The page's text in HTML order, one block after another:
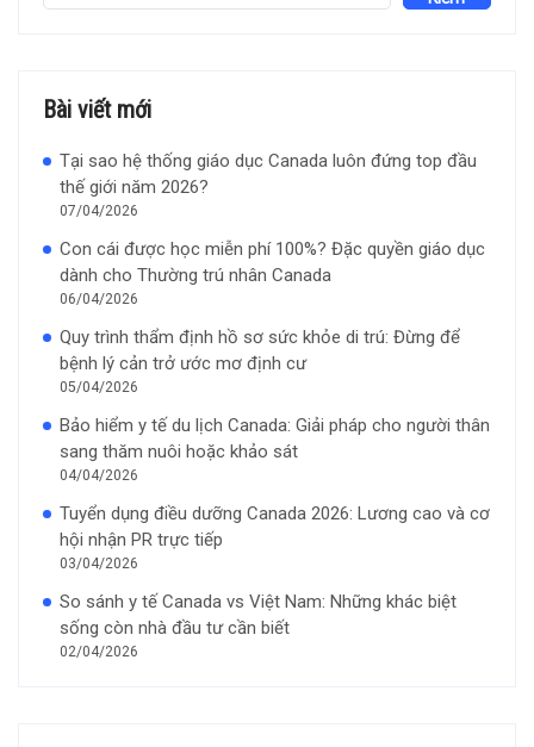
Bài viết mới
Tại sao hệ thống giáo dục Canada luôn đứng top đầu
thế giới năm 2026?
07/04/2026
Con cái được học miễn phí 100%? Đặc quyền giáo dục
dành cho Thường trú nhân Canada
06/04/2026
Quy trình thẩm định hồ sơ sức khỏe di trú: Đừng để
bệnh lý cản trở ước mơ định cư
05/04/2026
Bảo hiểm y tế du lịch Canada: Giải pháp cho người thân
sang thăm nuôi hoặc khảo sát
04/04/2026
Tuyển dụng điều dưỡng Canada 2026: Lương cao và cơ
hội nhận PR trực tiếp
03/04/2026
So sánh y tế Canada vs Việt Nam: Những khác biệt
sống còn nhà đầu tư cần biết
02/04/2026